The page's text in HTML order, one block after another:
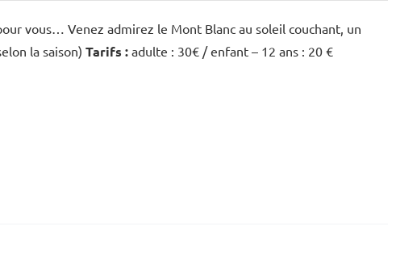
vous… Venez admirez le Mont Blanc au soleil couchant, un
la saison)Tarifs : adulte : 30€ / enfant – 12 ans : 20 €